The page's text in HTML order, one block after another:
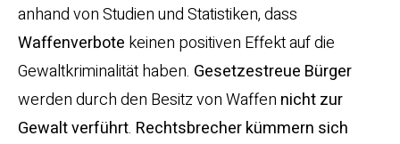
anhand von Studien und Statistiken, dass
Waffenverbote keinen positiven Effekt auf die
Gewaltkriminalität haben. Gesetzestreue Bürger
werden durch den Besitz von Waffen nicht zur
Gewalt verführt. Rechtsbrecherkümmern sich